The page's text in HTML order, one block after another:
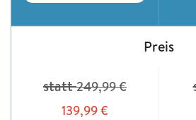
Preis
statt249,99€
139,99€